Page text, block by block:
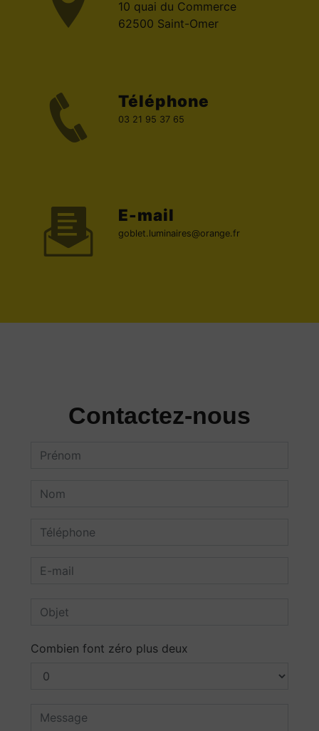
10 quai du Commerce
62500 Saint-Omer
Téléphone
03 21 95 37 65
E-mail
goblet.luminaires@orange.fr
Contactez-nous
Combien font zéro plus deux